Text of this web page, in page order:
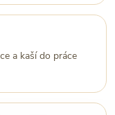
a kaší do práce